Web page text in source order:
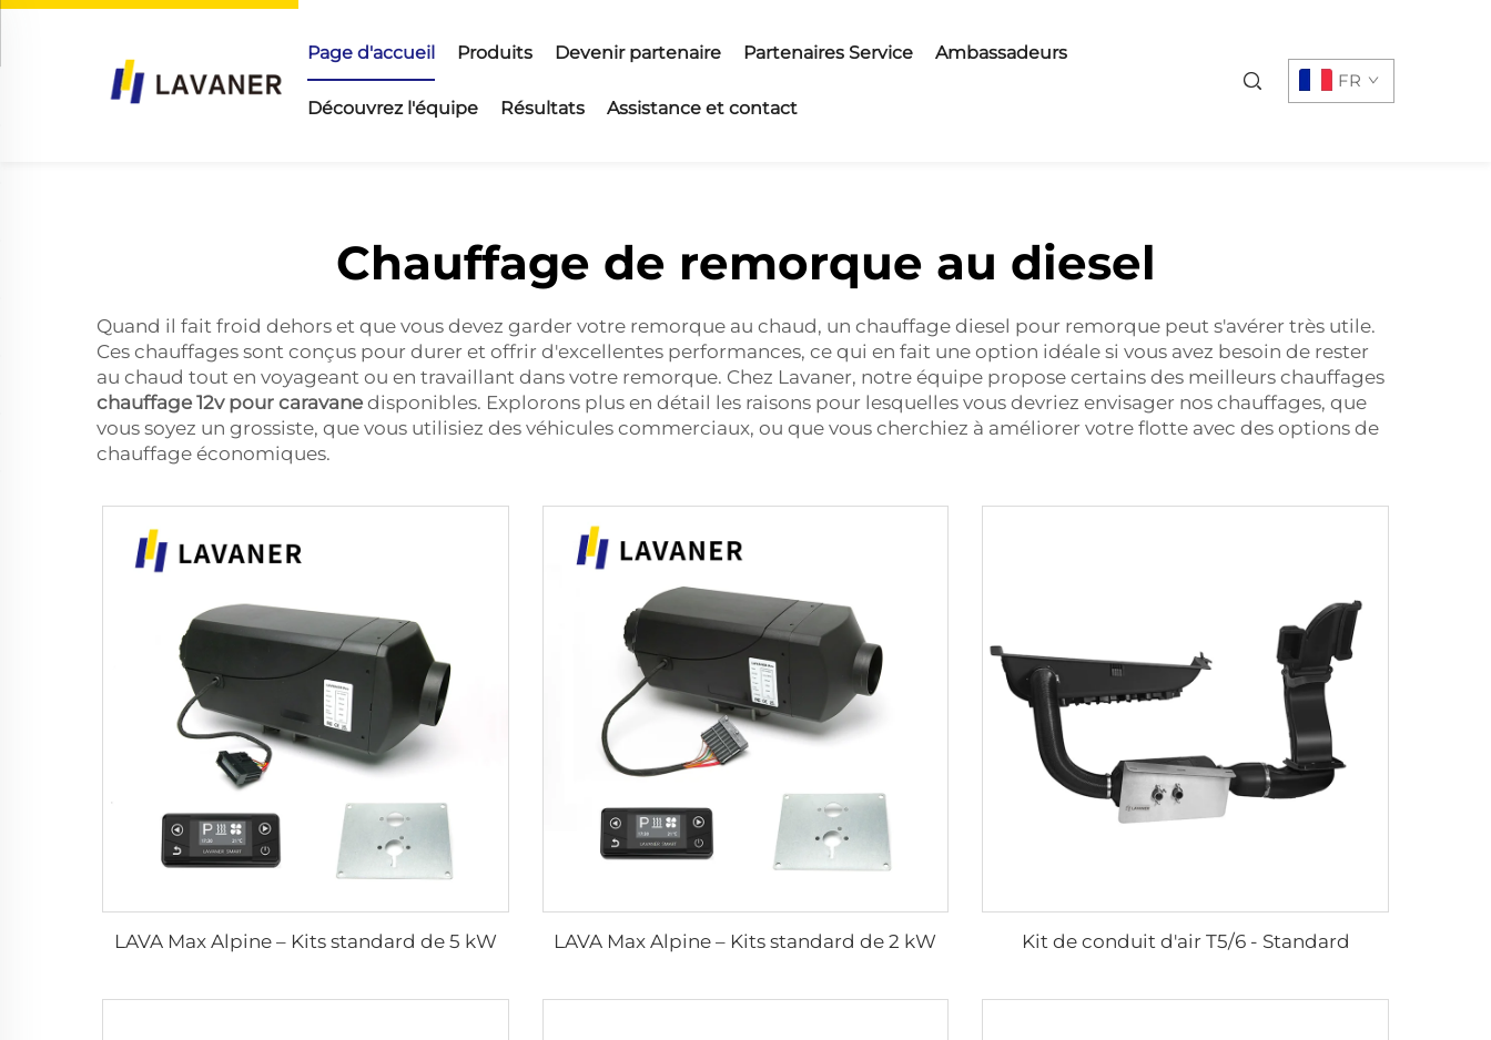
Page d'accueil Produits Devenir partenaire Partenaires Service Ambassadeurs
Découvrez l'équipe Résultats Assistance et contact
FR
Chauffage de remorque au diesel
Quand il fait froid dehors et que vous devez garder votre remorque au chaud, un chauffage diesel pour remorque peut s'avérer très utile.
Ces chauffages sont conçus pour durer et offrir d'excellentes performances, ce qui en fait une option idéale si vous avez besoin de rester
au chaud tout en voyageant ou en travaillant dans votre remorque. Chez Lavaner, notre équipe propose certains des meilleurs chauffages
chauffage 12v pour caravane disponibles. Explorons plus en détail les raisons pour lesquelles vous devriez envisager nos chauffages, que
vous soyez un grossiste, que vous utilisiez des véhicules commerciaux, ou que vous cherchiez à améliorer votre flotte avec des options de
chauffage économiques.
LAVA Max Alpine – Kits standard de 5 kW LAVA Max Alpine – Kits standard de 2 kW Kit de conduit d'air T5/6 - Standard